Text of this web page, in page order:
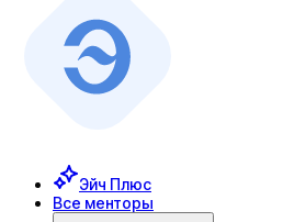
Эйч Плюс
Все менторы